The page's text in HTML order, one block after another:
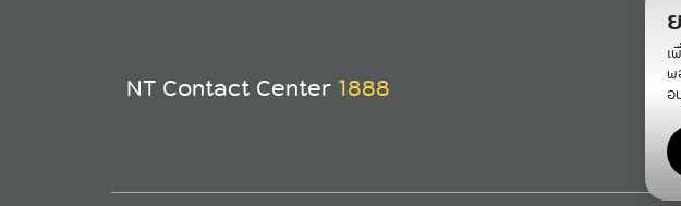
เ
พ
อ
NT Contact Center 1888